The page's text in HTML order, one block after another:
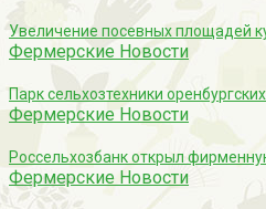
Увеличение посевных площадей
Фермерские Новости
Парк сельхозтехники
Фермерские Новости
Россельхозбанк открыл
Фермерские Новости